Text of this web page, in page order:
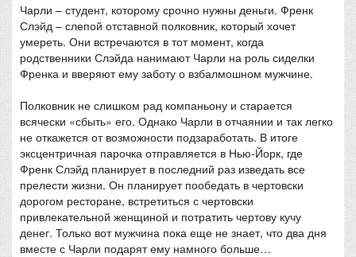
Чарли – студент, которому срочно нужны деньги. Френк
Слэйд – слепой отставной полковник, который хочет
умереть. Они встречаются в тот момент, когда
родственники Слэйда нанимают Чарли на роль сиделки
Френка и вверяют ему заботу о взбалмошном мужчине.
Полковник не слишком рад компаньону и старается
всячески «сбыть» его. Однако Чарли в отчаянии и так легко
не откажется от возможности подзаработать. В итоге
эксцентричная парочка отправляется в Нью-Йорк, где
Френк Слэйд планирует в последний раз изведать все
прелести жизни. Он планирует пообедать в чертовски
дорогом ресторане, встретиться с чертовски
привлекательной женщиной и потратить чертову кучу
денег. Только вот мужчина пока еще не знает, что два дня
вместе с Чарли подарят ему намного больше…